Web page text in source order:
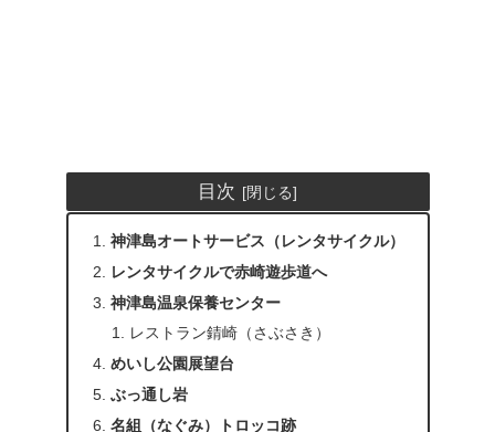
目次
神津島オートサービス（レンタサイクル）
レンタサイクルで赤崎遊歩道へ
神津島温泉保養センター
レストラン錆崎（さぶさき）
めいし公園展望台
ぶっ通し岩
名組（なぐみ）トロッコ跡